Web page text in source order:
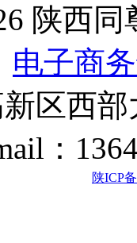
陕西
电子商
区西
：
陕ICP